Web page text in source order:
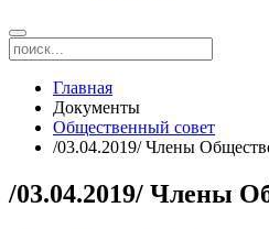
Главная
Документы
Общественный совет
/03.04.2019/ Члены
/03.04.2019/ Члены